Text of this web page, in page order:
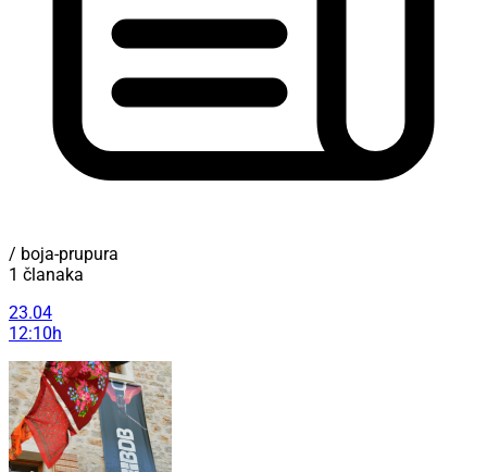
/ boja-prupura
1 članaka
23.04
12:10h